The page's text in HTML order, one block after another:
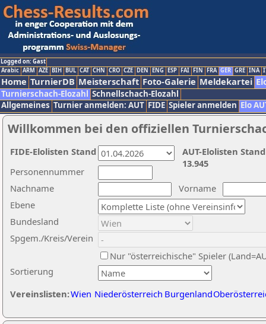
Logged on: Gast
Arabic ARM AZE BIH BUL CAT CHN CRO CZE DEN ENG ESP FAI FIN FRA GER GRE INA
Home TurnierDB Meisterschaft Foto-Galerie Meldekartei
Turnierschach-Elozahl Schnellschach-Elozahl
Allgemeines Turnier anmelden: AUT FIDE Spieler anmelden Elo
Willkommen bei den offiziellen
Nachname
Vorname
Ebene
Sortierung
Personennummer
Bundesland
Spgem./Kreis/Verein
Nur "österreichische" Spieler
Vereinslisten:Wien Niederösterreich Burgenland
AUT-Elolisten
13.945
FIDE-Elolisten Stand